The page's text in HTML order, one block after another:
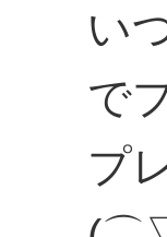
い
で
プ